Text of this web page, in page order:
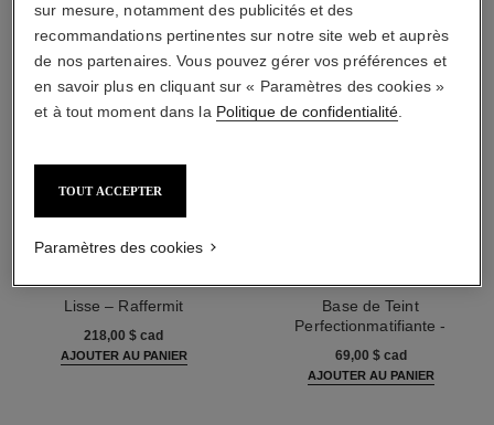
Lisse – Raffermit
218,00 $ cad
AJOUTER AU PANIER
Base de Teint
Perfectionmatifiante -
Hydratante
69,00 $ cad
AJOUTER AU PANIER
sur mesure, notamment des publicités et des
recommandations pertinentes sur notre site web et auprès
de nos partenaires. Vous pouvez gérer vos préférences et
en savoir plus en cliquant sur « Paramètres des cookies »
et à tout moment dans la Politique de confidentialité.
TOUT ACCEPTER
Paramètres des cookies